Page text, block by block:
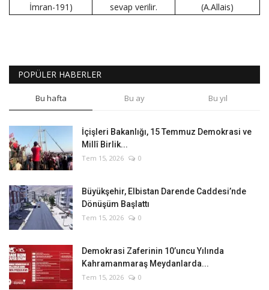
İmran-191)
sevap verilir.
(A.Allais)
POPÜLER HABERLER
Bu hafta Bu ay Bu yıl
İçişleri Bakanlığı, 15 Temmuz Demokrasi ve
Millî Birlik...
Tem 15, 2026 0
Büyükşehir, Elbistan Darende Caddesi’nde
Dönüşüm Başlattı
Tem 15, 2026 0
Demokrasi Zaferinin 10’uncu Yılında
Kahramanmaraş Meydanlarda...
Tem 15, 2026 0